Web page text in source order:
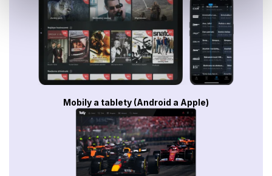
Mobily a tablety (Android a Apple)